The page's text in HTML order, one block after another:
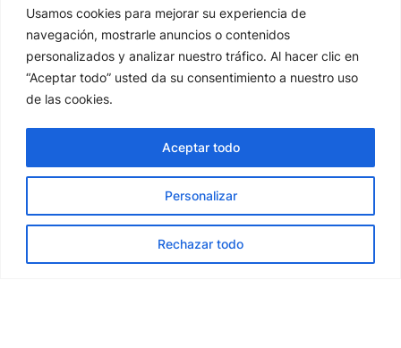
Usamos cookies para mejorar su experiencia de
navegación, mostrarle anuncios o contenidos
personalizados y analizar nuestro tráfico. Al hacer clic en
“Aceptar todo” usted da su consentimiento a nuestro uso
de las cookies.
Personalizar
Rechazar todo
Aceptar todo
Quienes somos
CATEGORIAS
Bocadillos
Tostas
Cafés